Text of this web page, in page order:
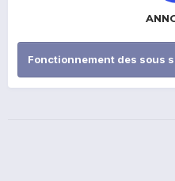
Fonctionnement des sous